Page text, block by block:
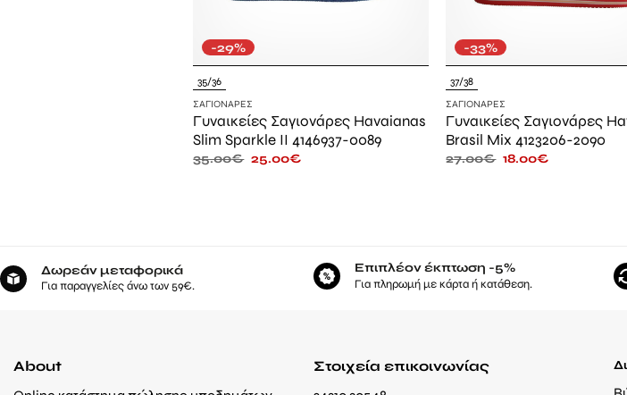
-29%
35/36
ΣΑΓΙΟΝΆΡΕΣ
Γυναικείες Σαγιονάρες Havaianas
Slim Sparkle II 4146937-0089
35.00€ 25.00€
-33%
37/38
ΣΑΓΙΟΝΆΡΕΣ
Γυναικείες Σαγιονάρες
Brasil Mix 4123206-2090
27.00€ 18.00€
Δωρεάν μεταφορικά
Για παραγγελίες άνω των 59€.
Επιπλέον έκπτωση -5%
Για πληρωμή με κάρτα ή κατάθεση.
About
Στοιχεία επικοινωνίας